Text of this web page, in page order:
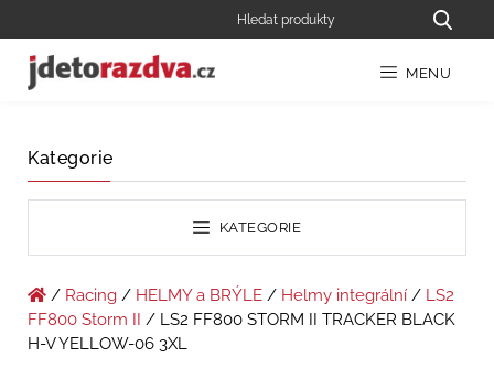
MENU
Kategorie
KATEGORIE
/ Racing / HELMY a BRÝLE / Helmy integrální / LS2
FF800 Storm II
/ LS2 FF800 STORM II TRACKER BLACK
H-V YELLOW-06 3XL